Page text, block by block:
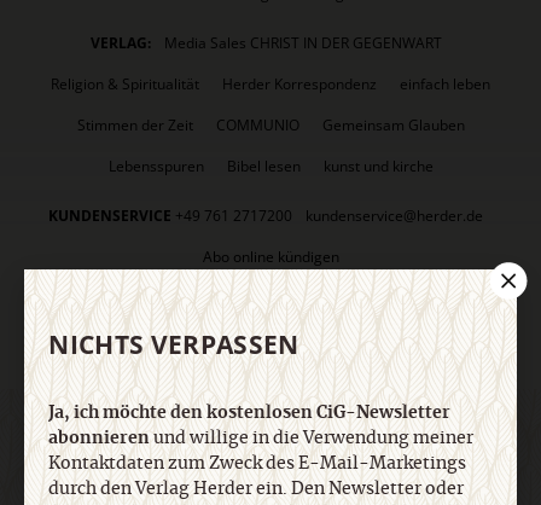
VERLAG:
Media Sales CHRIST IN DER GEGENWART
Religion & Spiritualität
Herder Korrespondenz
einfach leben
Stimmen der Zeit
COMMUNIO
Gemeinsam Glauben
Lebensspuren
Bibel lesen kunst und kirche
KUNDENSERVICE +49 761 2717200
kundenservice@herder.de
Abo online kündigen
FOLGEN SIE UNS: Facebook Twitter
DER CIG-NEWSLETTER
NICHTS VERPASSEN
Ja, ich möchte den kostenlosen CiG-Newsletter
abonnierenund willige in die Verwendung meiner
Kontaktdaten zum Zweck des E-Mail-Marketings
durch den Verlag Herder ein. Den Newsletter oder